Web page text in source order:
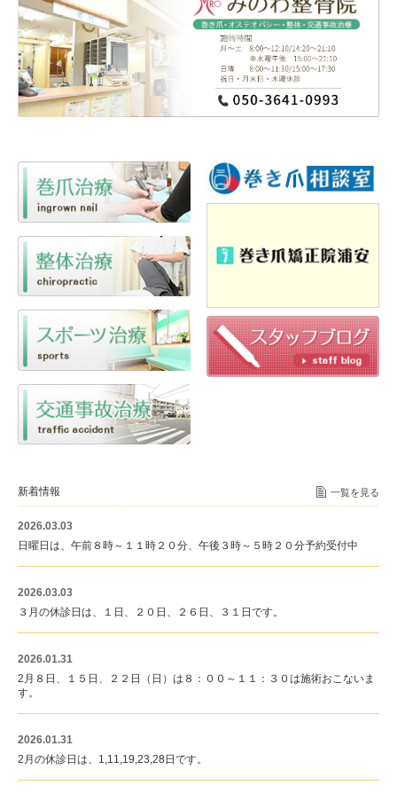
新着情報 一覧を見る
2026.03.03
日曜日は、午前８時～１１時２０分、午後３時～５時２０分予約受付中
2026.03.03
３月の休診日は、１日、２０日、２６日、３１日です。
2026.01.31
2月８日、１５日、２２日（日）は８：００～１１：３０は施術おこないま
す。
2026.01.31
2月の休診日は、1,11,19,23,28日です。